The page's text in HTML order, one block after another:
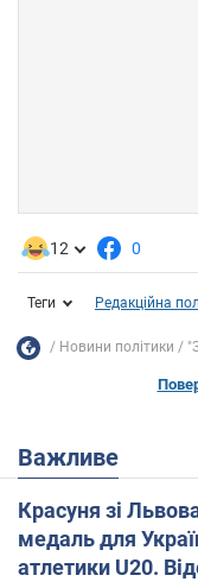
12 0
Теги Редакційна
Новини політики
Важливе
Красуня зі
медаль для
атлетики U20.